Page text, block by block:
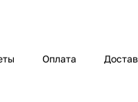
Оплата